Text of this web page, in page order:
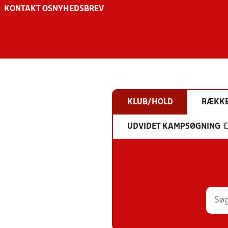
KONTAKT OS NYHEDSBREV
KLUB/HOLD
UDVIDET KAMPSØGNING